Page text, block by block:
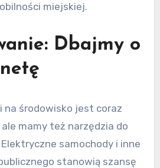
miejskiej.
Dbajmy o
na środowisko jest coraz
mamy też narzędzia do
samochody i inne
stanowią szansę